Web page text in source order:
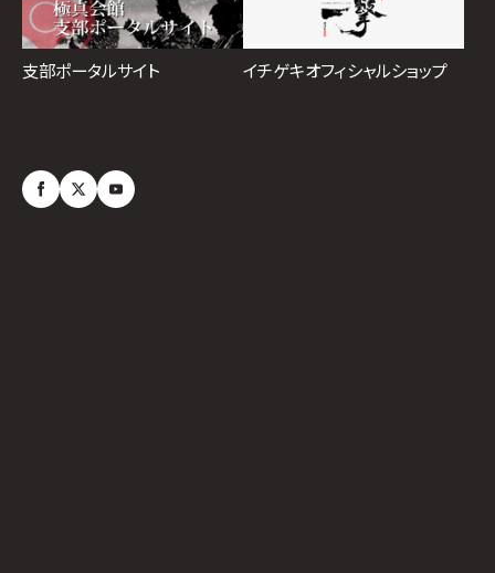
支部ポータルサイト イチゲキオフィシャルショップ